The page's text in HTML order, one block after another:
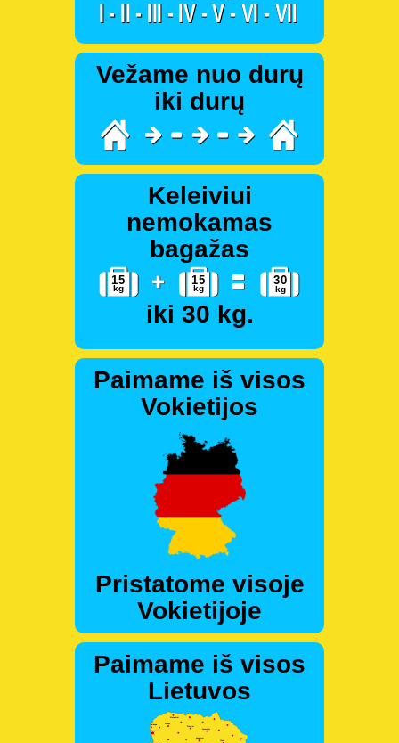
Vežame nuo durų
iki durų
Keleiviui
nemokamas
bagažas
iki 30 kg.
Paimame iš visos
Vokietijos
Pristatome visoje
Vokietijoje
Paimame iš visos
Lietuvos